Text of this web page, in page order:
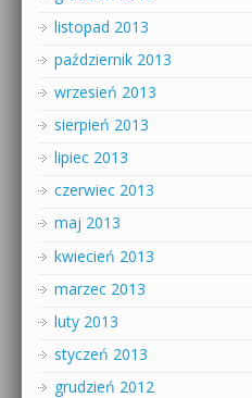
listopad 2013
październik 2013
wrzesień 2013
sierpień 2013
lipiec 2013
czerwiec 2013
maj 2013
kwiecień 2013
marzec 2013
luty 2013
styczeń 2013
grudzień 2012